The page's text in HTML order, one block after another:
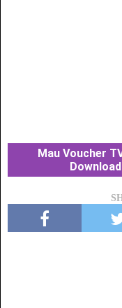
Mau Voucher